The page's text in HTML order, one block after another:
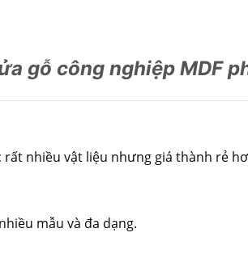
gỗ công nghiệp MDF
nhiều vật liệu nhưng giá thành rẻ
mẫu và đa dạng.